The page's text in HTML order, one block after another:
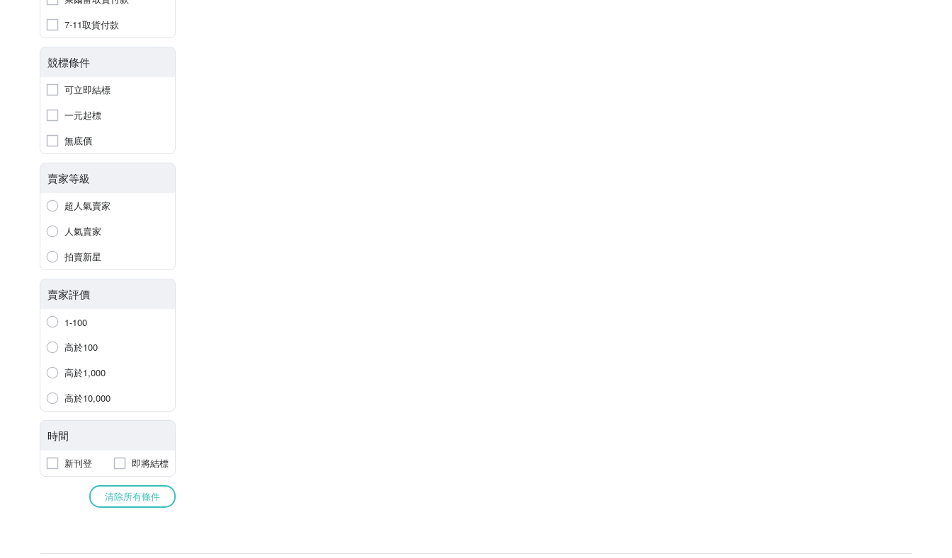
7-11取貨付款
競標條件
可立即結標
一元起標
無底價
賣家等級
超人氣賣家
人氣賣家
拍賣新星
賣家評價
1-100
高於100
高於1,000
高於10,000
時間
新刊登 即將結標
清除所有條件